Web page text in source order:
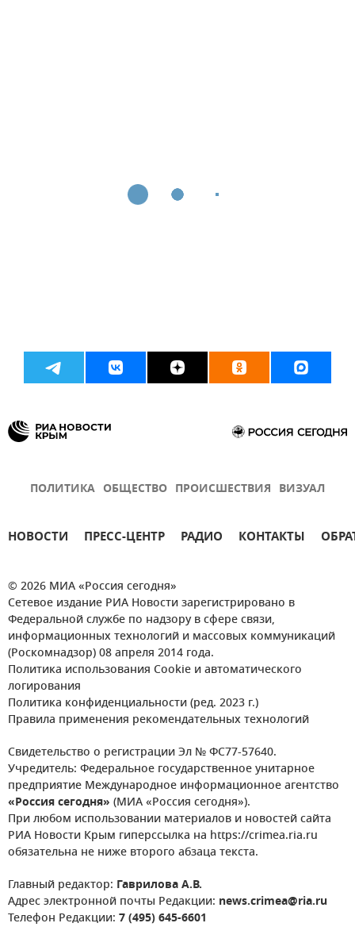
ПОЛИТИКА ОБЩЕСТВО ПРОИСШЕСТВИЯ ВИЗУАЛ
НОВОСТИ ПРЕСС-ЦЕНТР РАДИО КОНТАКТЫ
© 2026 МИА «Россия сегодня»
Сетевое издание РИА Новости зарегистрировано в
Федеральной службе по надзору в сфере связи,
информационных технологий и массовых коммуникаций
(Роскомнадзор) 08 апреля 2014 года.
Политика использования Cookie и автоматического
логирования
Политика конфиденциальности (ред. 2023 г.)
Правила применения рекомендательных технологий
Свидетельство о регистрации Эл № ФС77-57640.
Учредитель: Федеральное государственное унитарное
предприятие Международное информационное агентство
«Россия сегодня» (МИА «Россия сегодня»).
При любом использовании материалов и новостей сайта
РИА Новости Крым гиперссылка на https://crimea.ria.ru
обязательна не ниже второго абзаца текста.
Главный редактор: Гаврилова А.В.
Адрес электронной почты Редакции: news.crimea@ria.ru
Телефон Редакции: 7 (495) 645-6601